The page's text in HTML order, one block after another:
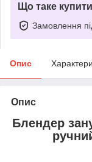
Що таке
Замовлення
Опис
Опис
Блендер